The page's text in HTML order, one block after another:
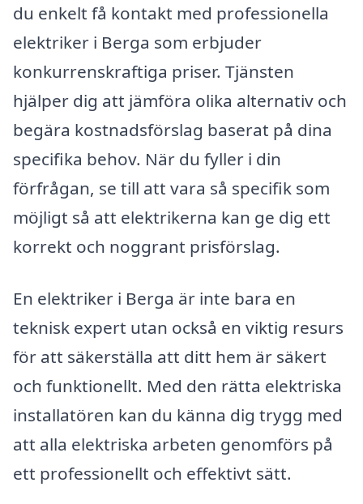
du enkelt få kontakt med professionella
elektriker i Berga som erbjuder
konkurrenskraftiga priser. Tjänsten
hjälper dig att jämföra olika alternativ och
begära kostnadsförslag baserat på dina
specifika behov. När du fyller i din
förfrågan, se till att vara så specifik som
möjligt så att elektrikerna kan ge dig ett
korrekt och noggrant prisförslag.
En elektriker i Berga är inte bara en
teknisk expert utan också en viktig resurs
för att säkerställa att ditt hem är säkert
och funktionellt. Med den rätta elektriska
installatören kan du känna dig trygg med
att alla elektriska arbeten genomförs på
ett professionellt och effektivt sätt.